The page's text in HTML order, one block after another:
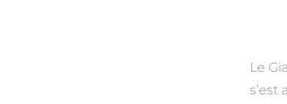
Le